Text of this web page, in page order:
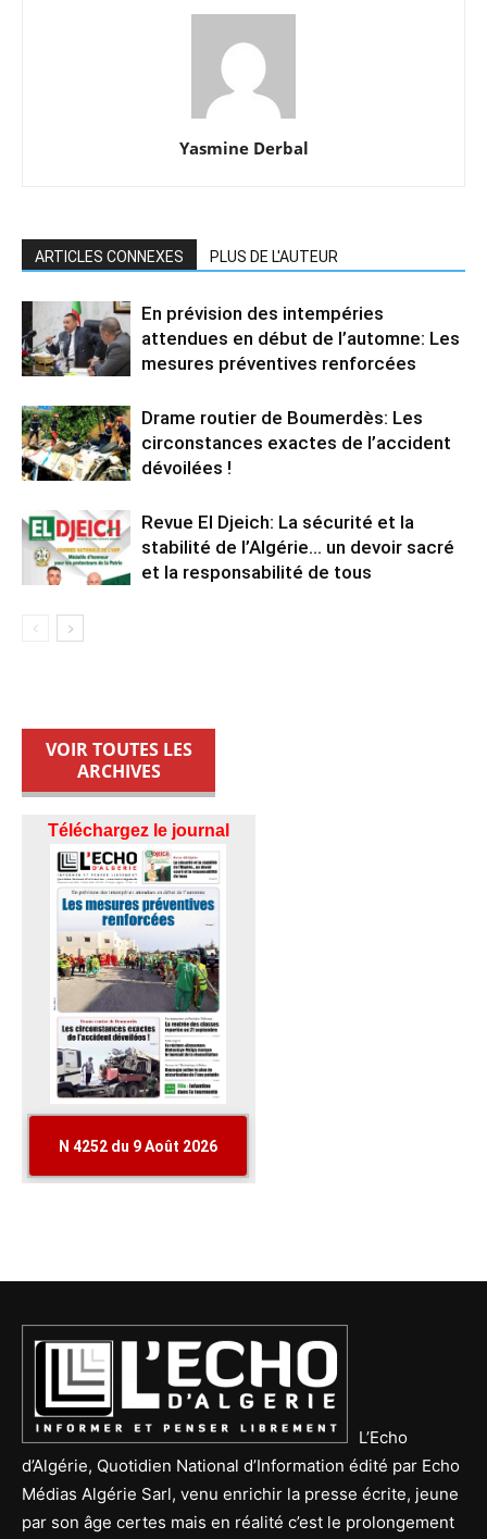
Yasmine Derbal
ARTICLES CONNEXES PLUS DE L'AUTEUR
En prévision des intempéries
attendues en début de l’automne: Les
mesures préventives renforcées
Drame routier de Boumerdès: Les
circonstances exactes de l’accident
dévoilées !
Revue El Djeich: La sécurité et la
stabilité de l’Algérie… un devoir sacré
et la responsabilité de tous
VOIR TOUTES LES
ARCHIVES
L’Echo
d’Algérie, Quotidien National d’Information édité par Echo
Médias Algérie Sarl, venu enrichir la presse écrite, jeune
par son âge certes mais en réalité c’est le prolongement